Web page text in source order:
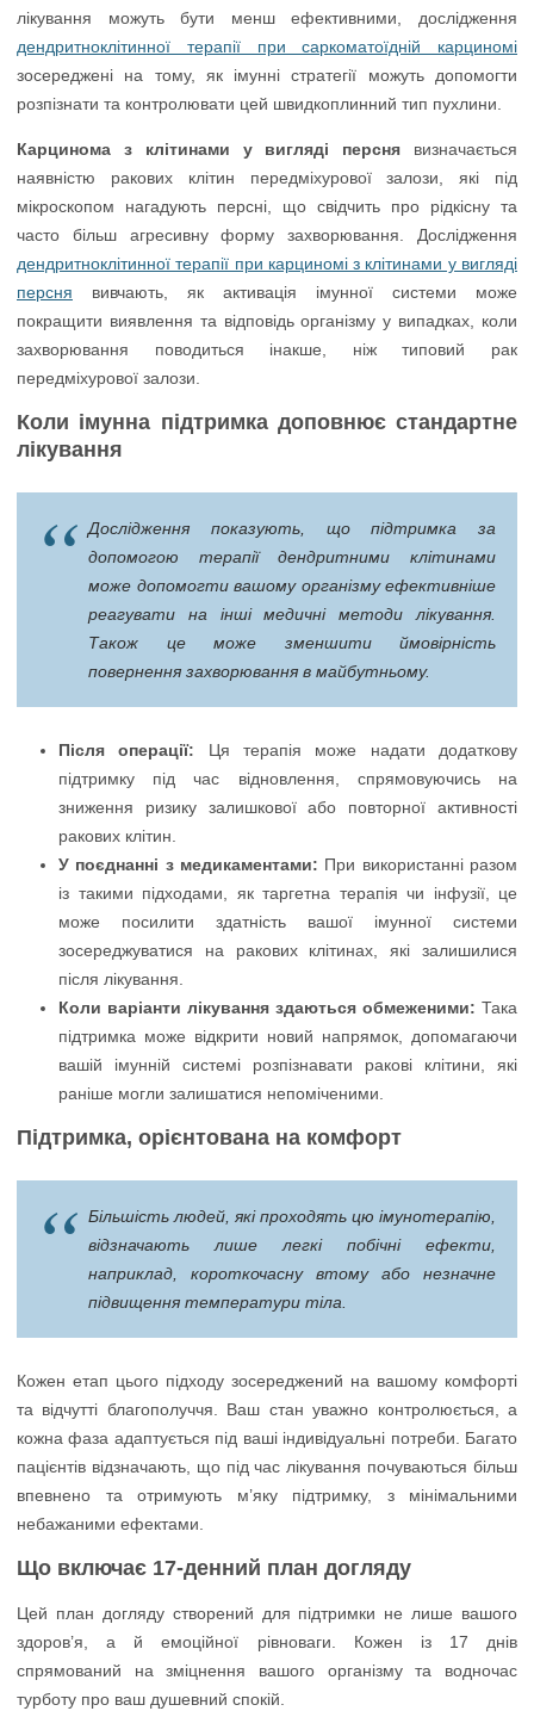
лікування можуть бути менш ефективними, дослідження
дендритноклітинної терапії при саркоматоїдній карциномі
зосереджені на тому, як імунні стратегії можуть допомогти
розпізнати та контролювати цей швидкоплинний тип пухлини.
Карцинома з клітинами у вигляді персня визначається
наявністю ракових клітин передміхурової залози, які під
мікроскопом нагадують персні, що свідчить про рідкісну та
часто більш агресивну форму захворювання. Дослідження
дендритноклітинної терапії при карциномі з клітинами у вигляді
персня вивчають, як активація імунної системи може
покращити виявлення та відповідь організму у випадках, коли
захворювання поводиться інакше, ніж типовий рак
передміхурової залози.
Коли імунна підтримка доповнює стандартне
лікування
Дослідження показують, що підтримка за
допомогою терапії дендритними клітинами
може допомогти вашому організму ефективніше
реагувати на інші медичні методи лікування.
Також це може зменшити ймовірність
повернення захворювання в майбутньому.
Після операції: Ця терапія може надати додаткову
підтримку під час відновлення, спрямовуючись на
зниження ризику залишкової або повторної активності
ракових клітин.
У поєднанні з медикаментами: При використанні разом
із такими підходами, як таргетна терапія чи інфузії, це
може посилити здатність вашої імунної системи
зосереджуватися на ракових клітинах, які залишилися
після лікування.
Коли варіанти лікування здаються обмеженими: Така
підтримка може відкрити новий напрямок, допомагаючи
вашій імунній системі розпізнавати ракові клітини, які
раніше могли залишатися непоміченими.
Підтримка, орієнтована на комфорт
Більшість людей, які проходять цю імунотерапію,
відзначають лише легкі побічні ефекти,
наприклад, короткочасну втому або незначне
підвищення температури тіла.
Кожен етап цього підходу зосереджений на вашому комфорті
та відчутті благополуччя. Ваш стан уважно контролюється, а
кожна фаза адаптується під ваші індивідуальні потреби. Багато
пацієнтів відзначають, що під час лікування почуваються більш
впевнено та отримують м’яку підтримку, з мінімальними
небажаними ефектами.
Що включає 17-денний план догляду
Цей план догляду створений для підтримки не лише вашого
здоров’я, а й емоційної рівноваги. Кожен із 17 днів
спрямований на зміцнення вашого організму та водночас
турботу про ваш душевний спокій.